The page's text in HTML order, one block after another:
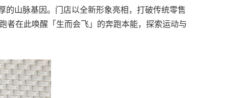
山脉基因。门店以全新形象亮相，打破传统零售
者在此唤醒「生而会飞」的奔跑本能，探索运动与